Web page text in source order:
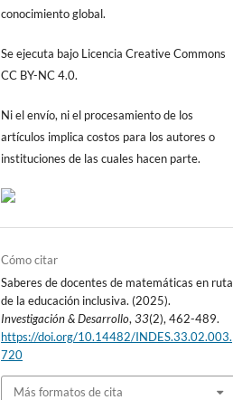
conocimiento global.
Se ejecuta bajo Licencia Creative Commons
CC BY-NC 4.0.
Ni el envío, ni el procesamiento de los
artículos implica costos para los autores o
instituciones de las cuales hacen parte.
Cómo citar
Saberes de docentes de matemáticas en ruta
de la educación inclusiva. (2025).
Investigación & Desarrollo,33(2), 462-489.
https://doi.org/10.14482/INDES.33.02.003.
720
Más formatos de cita